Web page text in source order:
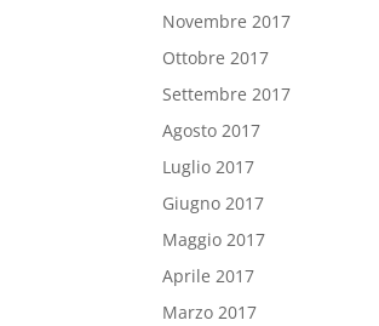
Novembre 2017
Ottobre 2017
Settembre 2017
Agosto 2017
Luglio 2017
Giugno 2017
Maggio 2017
Aprile 2017
Marzo 2017